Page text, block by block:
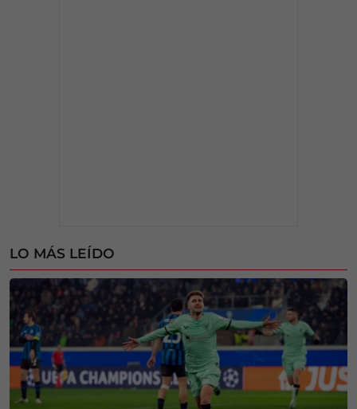
LO MÁS LEÍDO